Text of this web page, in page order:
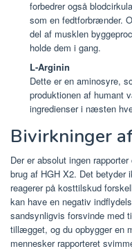
forbedrer også
som en fedtforbrænder.
del af musklen
holde dem i gang.
L-Arginin
Dette er en aminosyre,
produktionen af humant
ingredienser i næsten
Bivirkninger
Der er absolut ingen
brug af HGH X2. Det
reagerer på kosttilskud
kan have en negativ
sandsynligvis forsvinde med
tillægget, og du opbygger en
mennesker rapporteret